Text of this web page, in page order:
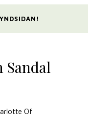
Sandal
Of